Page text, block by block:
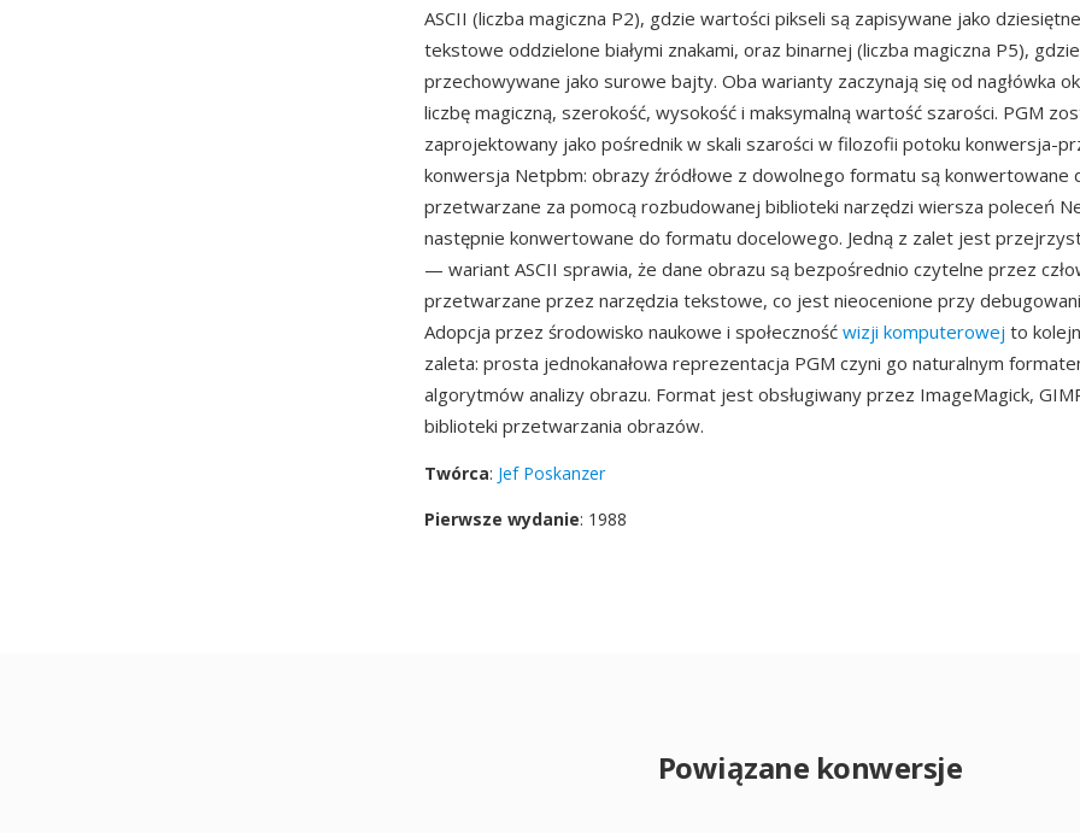
ASCII (liczba magiczna P2), gdzie wartości pikseli są zapisywane jako
tekstowe oddzielone białymi znakami, oraz binarnej (liczba magiczna P5),
przechowywane jako surowe bajty. Oba warianty zaczynają się od nagłówka
liczbę magiczną, szerokość, wysokość i maksymalną wartość szarości. PGM
zaprojektowany jako pośrednik w skali szarości w filozofii potoku konwersja-
konwersja Netpbm: obrazy źródłowe z dowolnego formatu są konwertowane
przetwarzane za pomocą rozbudowanej biblioteki narzędzi wiersza poleceń
następnie konwertowane do formatu docelowego. Jedną z zalet jest
— wariant ASCII sprawia, że dane obrazu są bezpośrednio czytelne przez
przetwarzane przez narzędzia tekstowe, co jest nieocenione przy
Adopcja przez środowisko naukowe i społeczność wizji komputerowej to
zaleta: prosta jednokanałowa reprezentacja PGM czyni go naturalnym
algorytmów analizy obrazu. Format jest obsługiwany przez ImageMagick,
biblioteki przetwarzania obrazów.
Twórca: Jef Poskanzer
Pierwsze wydanie: 1988
Powiązane konwersje